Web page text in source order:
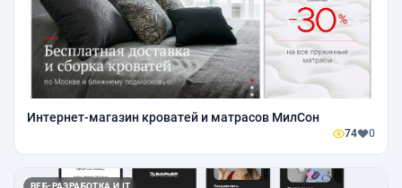
Интернет-магазин кроватей и матрасов МилСон
74 0
ВЕБ-РАЗРАБОТКА И IT